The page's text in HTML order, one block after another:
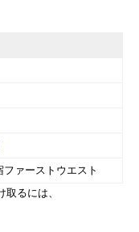
ァーストウエスト
るには、